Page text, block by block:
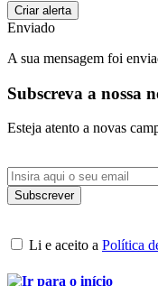
Enviado
A sua mensagem foi
Subscreva a nossa
Esteja atento a novas
Li e aceito a Política